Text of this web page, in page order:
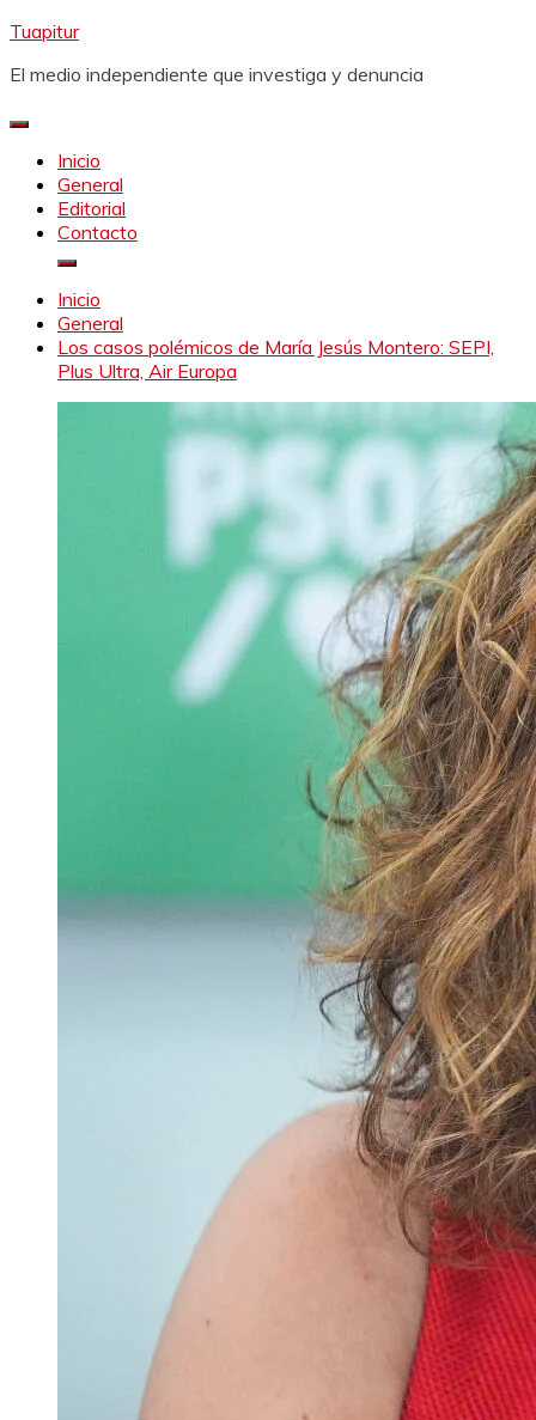
Saltar
contenido
Tuapitur
El medio independiente que investiga y denuncia
Inicio
General
Editorial
Contacto
Inicio
General
Los casos polémicos de María Jesús Montero: SEPI,
Plus Ultra, Air Europa